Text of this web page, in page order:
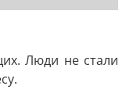
Люди не стали